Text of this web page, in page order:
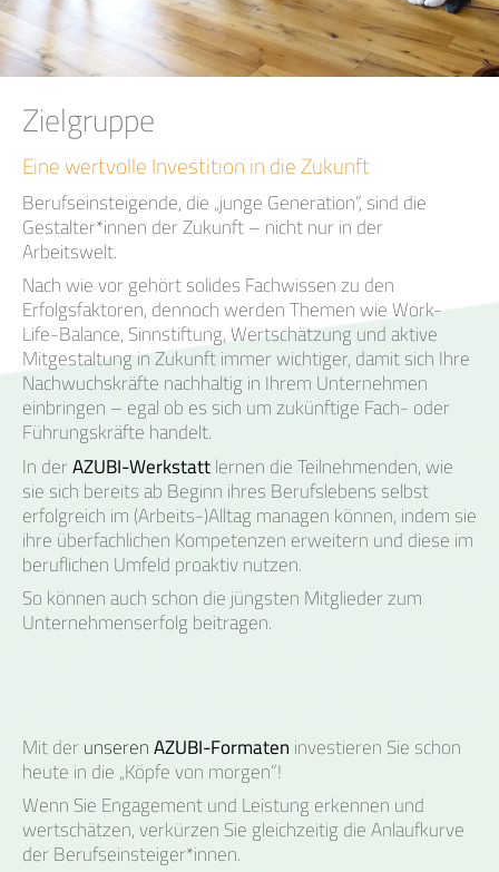
Zielgruppe
Eine wertvolle Investition in die Zukunft
Berufseinsteigende, die „junge Generation“, sind die
Gestalter*innen der Zukunft – nicht nur in der
Arbeitswelt.
Nach wie vor gehört solides Fachwissen zu den
Erfolgsfaktoren, dennoch werden Themen wie Work-
Life-Balance, Sinnstiftung, Wertschätzung und aktive
Mitgestaltung in Zukunft immer wichtiger, damit sich Ihre
Nachwuchskräfte nachhaltig in Ihrem Unternehmen
einbringen – egal ob es sich um zukünftige Fach- oder
Führungskräfte handelt.
In derAZUBI-Werkstattlernen die Teilnehmenden, wie
sie sich bereits ab Beginn ihres Berufslebens selbst
erfolgreich im (Arbeits-)Alltag managen können, indem sie
ihre überfachlichen Kompetenzen erweitern und diese im
beruflichen Umfeld proaktiv nutzen.
So können auch schon die jüngsten Mitglieder zum
Unternehmenserfolg beitragen.
Mit derunserenAZUBI-Formaten investieren Sie schon
heute in die „Köpfe von morgen“!
Wenn Sie Engagement und Leistung erkennen und
wertschätzen, verkürzen Sie gleichzeitig die Anlaufkurve
der Berufseinsteiger*innen.